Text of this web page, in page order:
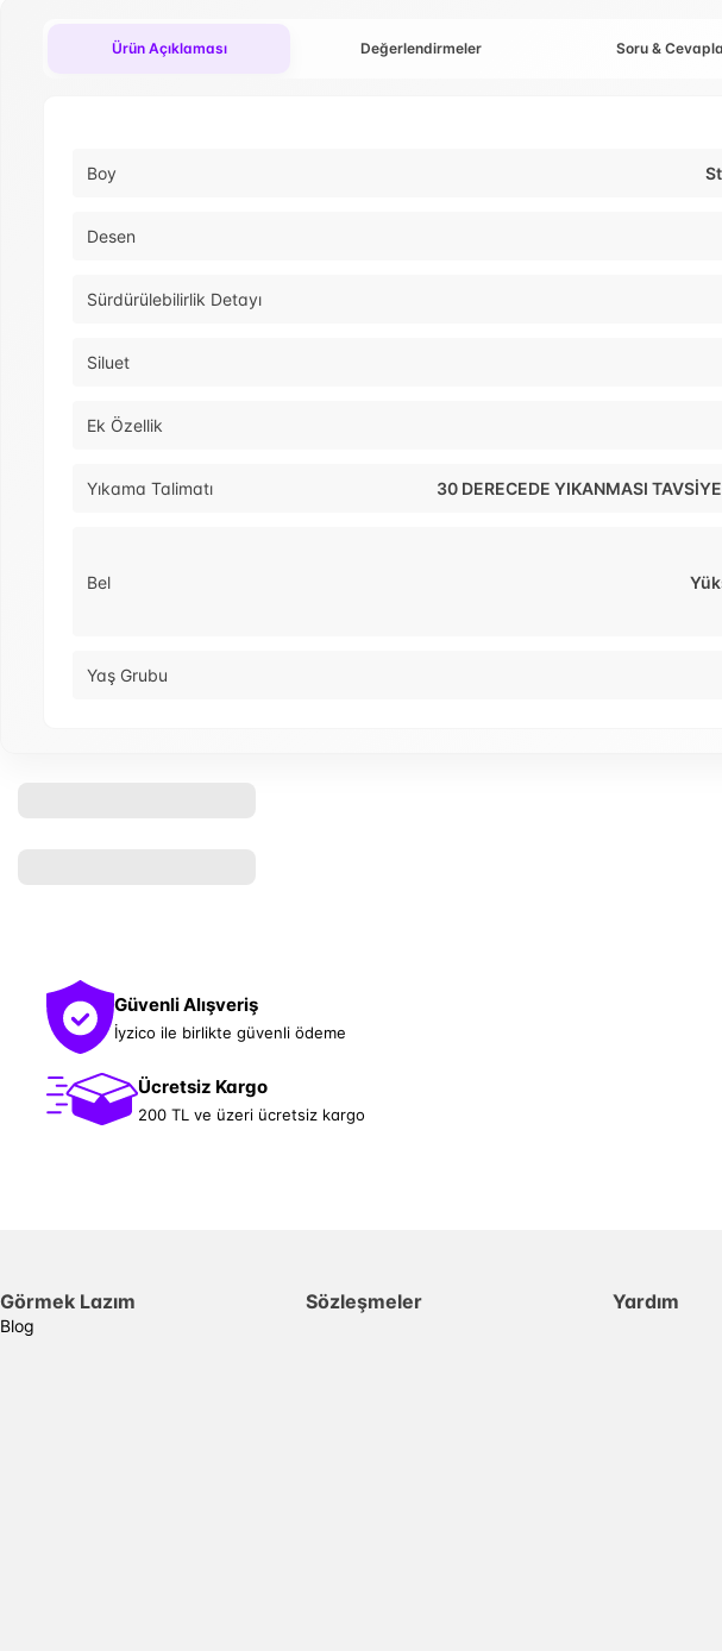
Ürün Açıklaması Değerlendirmeler Soru &
Boy
Desen
Sürdürülebilirlik Detayı
Siluet
Ek Özellik
Yıkama Talimatı 30 DERECEDE YIKANMASI
Bel
Yaş Grubu
Güvenli Alışveriş
İyzico ile birlikte güvenli ödeme
Ücretsiz Kargo
200 TL ve üzeri ücretsiz kargo
Görmek Lazım
Blog
Sözleşmeler Yardım